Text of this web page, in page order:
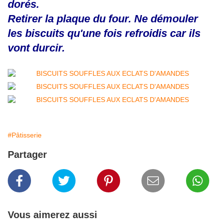
dorés.
Retirer la plaque du four. Ne démouler
les biscuits qu'une fois refroidis car ils
vont durcir.
#Pâtisserie
Partager
Vous aimerez aussi